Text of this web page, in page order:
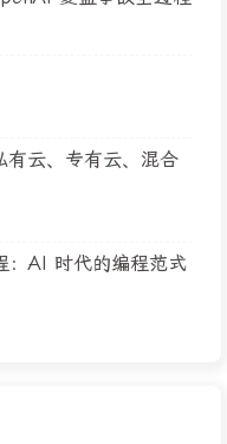
有云、专有云、混合
：AI 时代的编程范式